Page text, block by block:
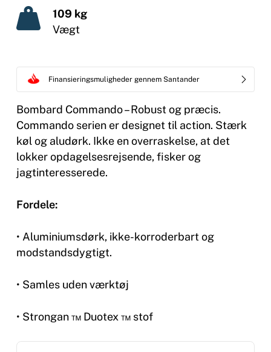
109 kg
Vægt
Finansieringsmuligheder gennem Santander
Bombard Commando – Robust og præcis.
Commando serien er designet til action. Stærk
køl og aludørk. Ikke en overraskelse, at det
lokker opdagelsesrejsende, fisker og
jagtinteresserede.
Fordele:
• Aluminiumsdørk, ikke-korroderbart og
modstandsdygtigt.
• Samles uden værktøj
• Strongan ™ Duotex ™ stof